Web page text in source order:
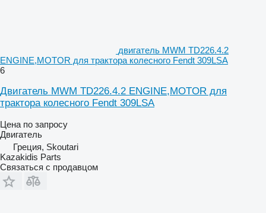
двигатель MWM TD226.4.2
ENGINE,MOTOR для трактора колесного Fendt 309LSA
6
Двигатель MWM TD226.4.2 ENGINE,MOTOR для
трактора колесного Fendt 309LSA
Цена по запросу
Двигатель
Греция, Skoutari
Kazakidis Parts
Связаться с продавцом